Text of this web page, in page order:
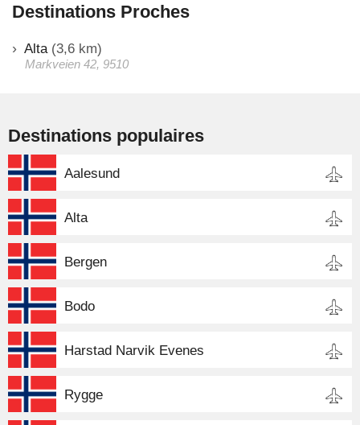
Destinations Proches
Alta (3,6 km)
Markveien 42, 9510
Destinations populaires
Aalesund
Alta
Bergen
Bodo
Harstad Narvik Evenes
Rygge